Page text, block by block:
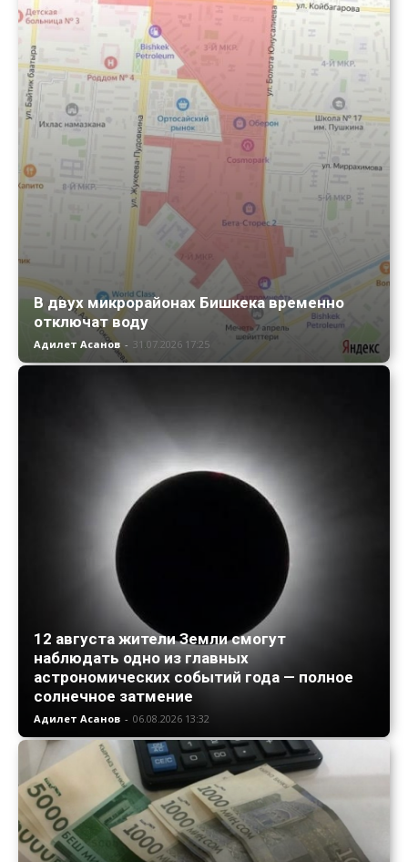
В двух микрорайонах Бишкека временно
отключат воду
Адилет Асанов - 31.07.2026 17:25
12 августа жители Земли смогут
наблюдать одно из главных
астрономических событий года — полное
солнечное затмение
Адилет Асанов - 06.08.2026 13:32